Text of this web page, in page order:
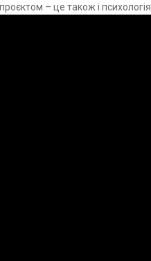
– це також і психологія.